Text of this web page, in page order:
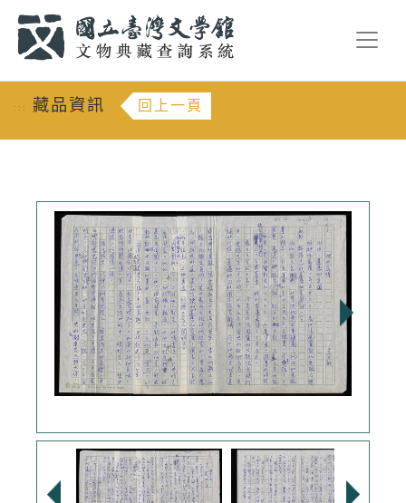
::: 藏品資訊 回上一頁